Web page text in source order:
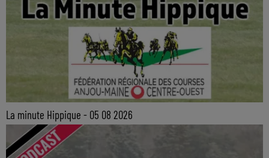
La minute Hippique - 05 08 2026